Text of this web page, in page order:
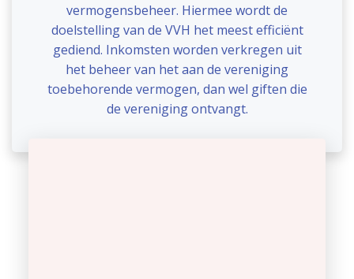
vermogensbeheer. Hiermee wordt de
doelstelling van de VVH het meest efficiënt
gediend. Inkomsten worden verkregen uit
het beheer van het aan de vereniging
toebehorende vermogen, dan wel giften die
de vereniging ontvangt.